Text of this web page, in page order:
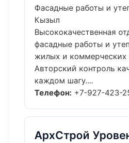
Фасадные работы и
Кызыл
Высококачественная
фасадные работы и
жилых и коммерческих
Авторский контроль
каждом шагу....
Телефон: +7-927-423-
АрхСтрой